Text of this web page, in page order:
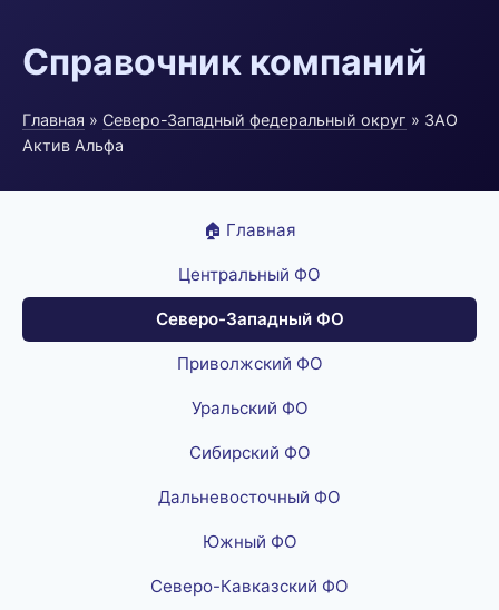
Справочник компаний
Главная » Северо-Западный федеральный округ » ЗАО
Актив Альфа
🏠 Главная
Центральный ФО
Северо-Западный ФО
Приволжский ФО
Уральский ФО
Сибирский ФО
Дальневосточный ФО
Южный ФО
Северо-Кавказский ФО